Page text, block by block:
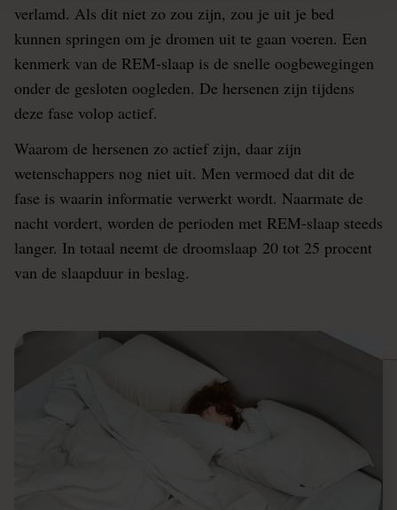
verlamd. Als dit niet zo zou zijn, zou je uit je bed
kunnen springen om je dromen uit te gaan voeren. Een
kenmerk van de REM-slaap is de snelle oogbewegingen
onder de gesloten oogleden. De hersenen zijn tijdens
deze fase volop actief.
Waarom de hersenen zo actief zijn, daar zijn
wetenschappers nog niet uit. Men vermoed dat dit de
fase is waarin informatie verwerkt wordt. Naarmate de
nacht vordert, worden de perioden met REM-slaap steeds
langer. In totaal neemt de droomslaap 20 tot 25 procent
van de slaapduur in beslag.